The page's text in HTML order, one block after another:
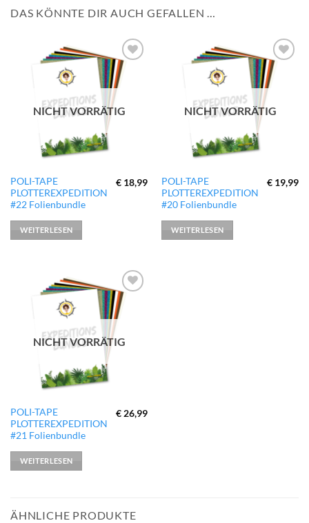
DAS KÖNNTE DIR AUCH GEFALLEN …
zur
Wunschliste
hinzufügen
NICHT VORRÄTIG
POLI-TAPE
PLOTTEREXPEDITION
#22 Folienbundle
€ 18,99
WEITERLESEN
zur
Wunschliste
hinzufügen
NICHT VORRÄTIG
POLI-TAPE
PLOTTEREXPEDITION
#20 Folienbundle
€ 19,99
WEITERLESEN
zur
Wunschliste
hinzufügen
NICHT VORRÄTIG
POLI-TAPE
PLOTTEREXPEDITION
#21 Folienbundle
€26,99
WEITERLESEN
ÄHNLICHE PRODUKTE